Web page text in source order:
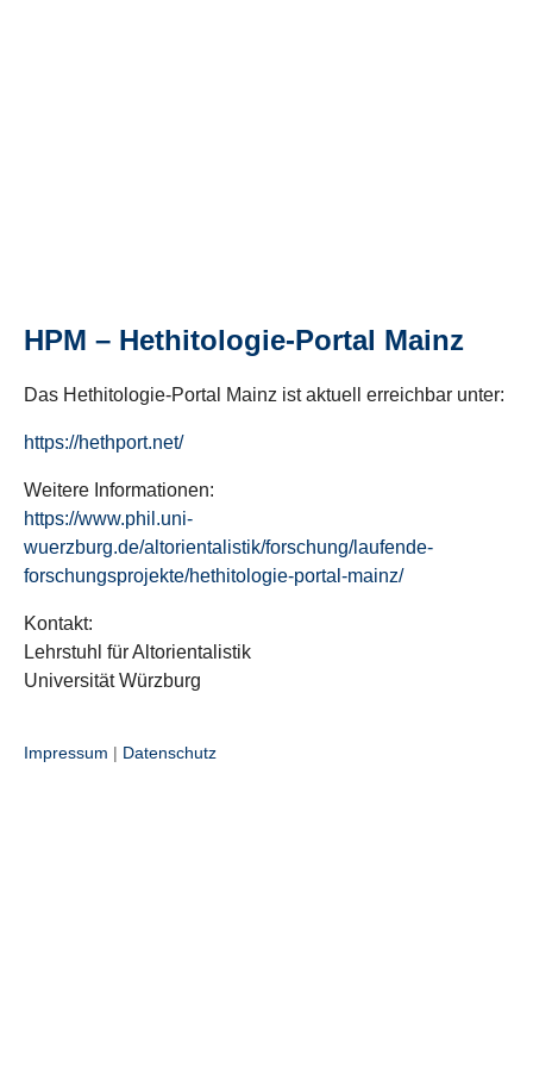
HPM – Hethitologie-Portal Mainz
Das Hethitologie-Portal Mainz ist aktuell erreichbar unter:
https://hethport.net/
Weitere Informationen:
https://www.phil.uni-
wuerzburg.de/altorientalistik/forschung/laufende-
forschungsprojekte/hethitologie-portal-mainz/
Kontakt:
Lehrstuhl für Altorientalistik
Universität Würzburg
Impressum | Datenschutz